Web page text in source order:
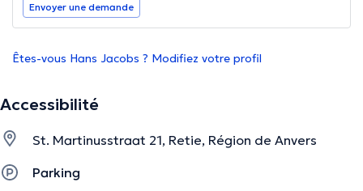
Envoyer une demande
Êtes-vous Hans Jacobs ? Modifiez votre profil
Accessibilité
St. Martinusstraat 21, Retie, Région de Anvers
Parking